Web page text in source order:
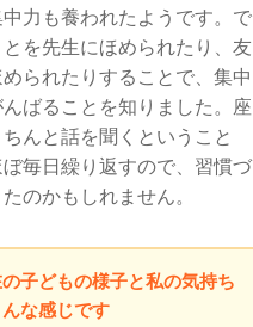
中力も養われたようです。で
とを先生にほめられたり、友
られたりすることで、集中
んばることを知りました。座
ちんと話を聞くということ
ぼ毎日繰り返すので、習慣づ
のかもしれません。
子どもの様子と私の気持ち
な感じです